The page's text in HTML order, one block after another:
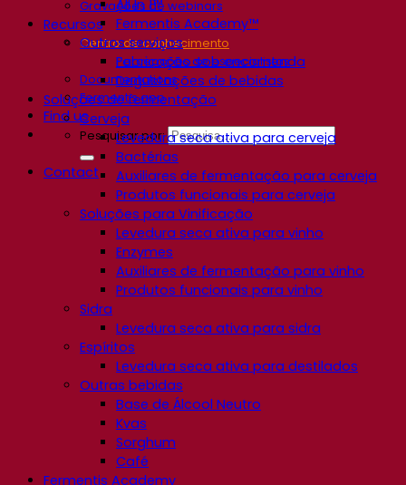
Gravações de webinars
Recursos
Centro de conhecimento
Percepções de especialistas
Documentations
Fermentis app
Find us
Pesquisar por:
Contact
All In 1™
Fermentis Academy™
Outros serviços
Fabricação sob encomenda
Degustações de bebidas
Soluções de fermentação
Cerveja
Levedura seca ativa para cerveja
Bactérias
Auxiliares de fermentação para cerveja
Produtos funcionais para cerveja
Soluções para Vinificação
Levedura seca ativa para vinho
Enzymes
Auxiliares de fermentação para vinho
Produtos funcionais para vinho
Sidra
Levedura seca ativa para sidra
Espíritos
Levedura seca ativa para destilados
Outras bebidas
Base de Álcool Neutro
Kvas
Sorghum
Café
Fermentis Academy